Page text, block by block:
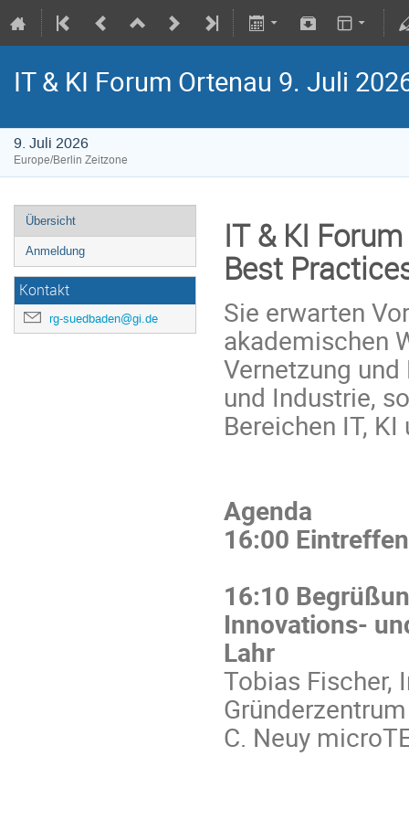
IT & KI Forum Ortenau 9. Juli
9. Juli 2026
Europe/Berlin Zeitzone
Übersicht
Anmeldung
Kontakt
rg-suedbaden@gi.de
IT & KI
Best
Sie erwarten
akademischen
Vernetzung
und Industrie,
Bereichen IT,
Agenda
16:00
16:10
Innovations-
Lahr
Tobias Fischer,
C. Neuy